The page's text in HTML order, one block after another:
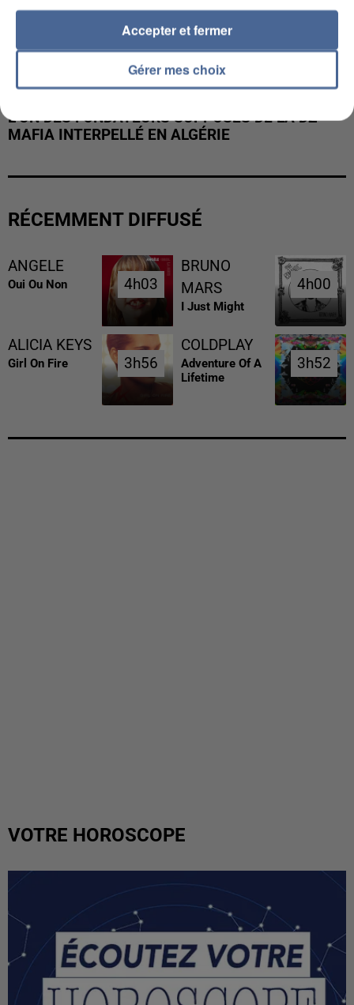
L’UN DES FONDATEURS SUPPOSÉS DE LA DZ
MAFIA INTERPELLÉ EN ALGÉRIE
RÉCEMMENT DIFFUSÉ
ANGELE
Oui Ou Non 4h03
4h03
BRUNO
MARS
I Just Might
4h00
4h00
ALICIA KEYS
Girl On Fire 3h56
3h56
COLDPLAY
Adventure Of A
Lifetime
3h52
3h52
VOTRE HOROSCOPE
Gérer mes choix
Accepter et fermer